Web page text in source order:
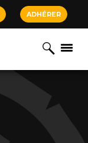
ADHÉRER